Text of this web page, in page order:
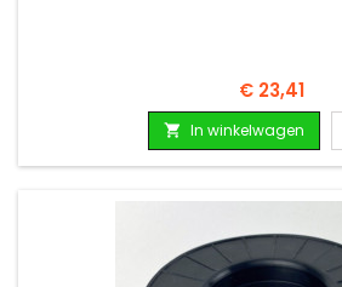
Prijs
€ 23,41
 In winkelwagen